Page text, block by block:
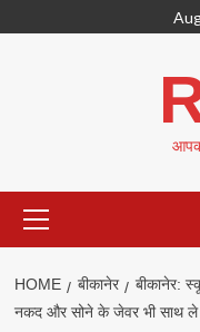
to
Menu
HOME बीकानेर
बीकानेर:
नकद और सोने के जेवर भी साथ ले